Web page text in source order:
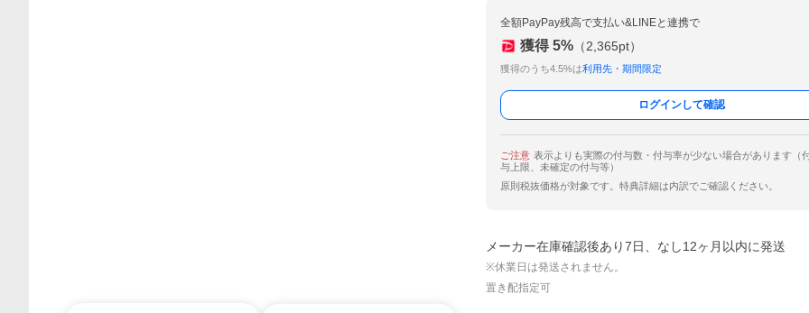
全額PayPay残高で支払い&LINEと連携で
獲得 5% （2,365pt）
獲得のうち4.5%は利用先・期間限定
ログインして確認
ご注意 表示よりも実際の付与数・付与率が少ない場合があります（
与上限、未確定の付与等）
原則税抜価格が対象です。特典詳細は内訳でご確認ください。
メーカー在庫確認後あり7日、なし12ヶ月以内に発送
※休業日は発送されません。
置き配指定可